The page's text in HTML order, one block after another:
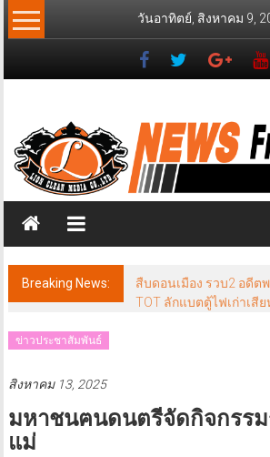
Skip
to
วันอาทิตย์, สิงหาคม 9,
News
Freelancer
วส์
ฟรี
แลน
เซอร์
Breaking News:
สืบดอนเมือง รวบ2 อดี
TOT ลักแบตตู้ไฟเก่าเสี
ข่าวประชาสัมพันธ์
สิงหาคม 13, 2025
มหาชนฅนดนตรีจัดกิจกรรม
แม่